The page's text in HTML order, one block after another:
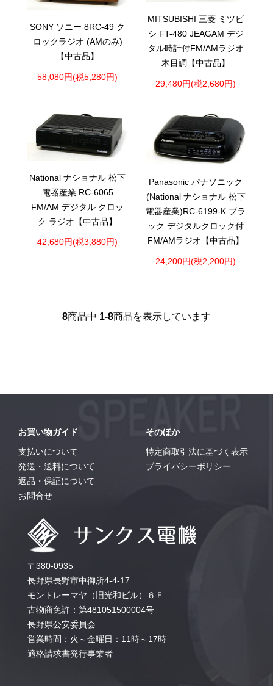
SONY ソニー 8RC-49 ク
ロックラジオ (AMのみ)
【中古品】
58,080円(税5,280円)
MITSUBISHI 三菱 ミツビ
シ FT-480 JEAGAM デジ
タル時計付FM/AMラジオ
木目調【中古品】
29,480円(税2,680円)
National ナショナル 松下
電器産業 RC-6065
FM/AM デジタル クロッ
ク ラジオ【中古品】
42,680円(税3,880円)
Panasonic パナソニック
(National ナショナル 松下
電器産業)RC-6199-K ブラ
ック デジタルクロック付
FM/AMラジオ【中古品】
24,200円(税2,200円)
8商品中 1-8商品を表示しています
お買い物ガイド
支払いについて
発送・送料について
返品・保証について
お問合せ
そのほか
特定商取引法に基づく表示
プライバシーポリシー
〒380-0935
長野県長野市中御所4-4-17
モントレーマヤ（旧光和ビル）６Ｆ
古物商免許：第481051500004号
長野県公安委員会
営業時間：火～金曜日：11時～17時
適格請求書発行事業者